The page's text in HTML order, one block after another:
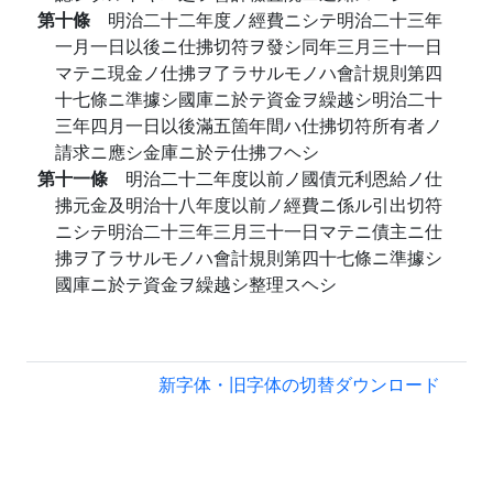
第十條 明治二十二年度ノ經費ニシテ明治二十三年
一月一日以後ニ仕拂切符ヲ發シ同年三月三十一日
マテニ現金ノ仕拂ヲ了ラサルモノハ會計規則第四
十七條ニ準據シ國庫ニ於テ資金ヲ繰越シ明治二十
三年四月一日以後滿五箇年間ハ仕拂切符所有者ノ
請求ニ應シ金庫ニ於テ仕拂フヘシ
第十一條 明治二十二年度以前ノ國債元利恩給ノ仕
拂元金及明治十八年度以前ノ經費ニ係ル引出切符
ニシテ明治二十三年三月三十一日マテニ債主ニ仕
拂ヲ了ラサルモノハ會計規則第四十七條ニ準據シ
國庫ニ於テ資金ヲ繰越シ整理スヘシ
新字体・旧字体の切替ダウンロード